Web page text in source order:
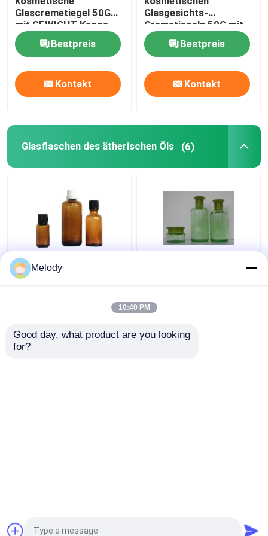
Glascremetiegel 50G
mit GEWICHT Kappe
Bestpreis
Kontakt
Glasgesichts-
Cremetiegeln 50G mit
GEWICHT Kappe
Bestpreis
Kontakt
Glasflaschen des ätherischen Öls (6)
Amber Colored
Essential Oil Glass füllt
Kappen-Tropfenzähler
mit Öffnungs-
Reduzierer u. Kappe ab
Fabrik.Copyright © 2026 ZHEJIANG HUA LI DA
Melody
10:40 PM
Good day, what product are you looking
for?